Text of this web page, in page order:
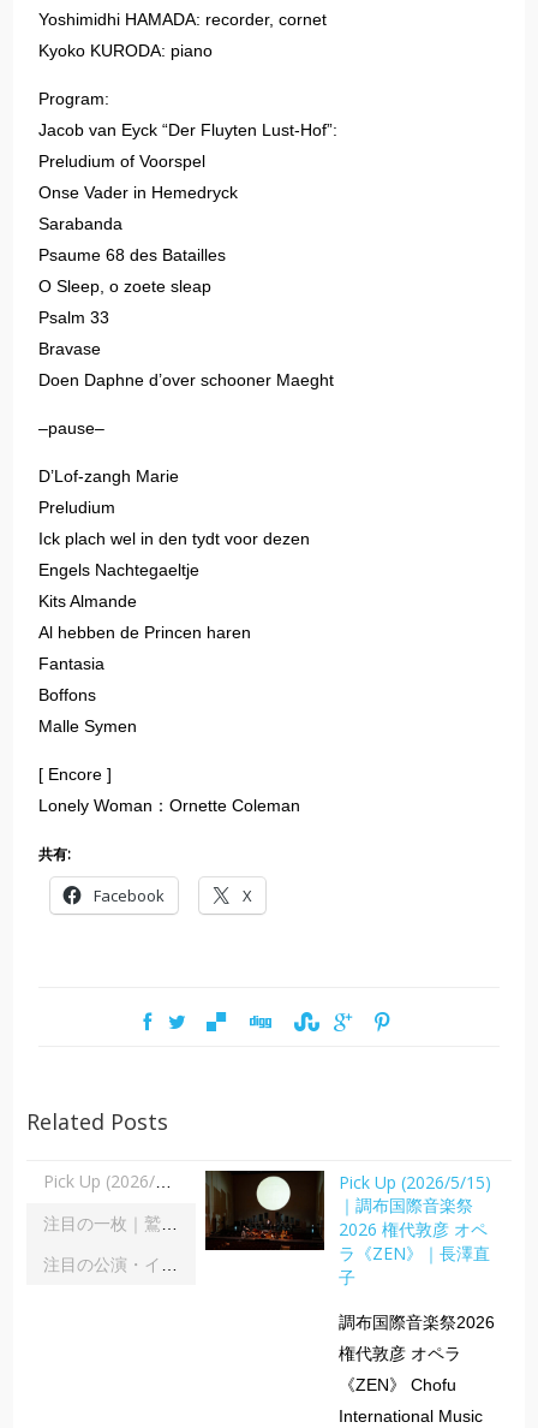
Yoshimidhi HAMADA: recorder, cornet
Kyoko KURODA: piano
Program:
Jacob van Eyck “Der Fluyten Lust-Hof”:
Preludium of Voorspel
Onse Vader in Hemedryck
Sarabanda
Psaume 68 des Batailles
O Sleep, o zoete sleap
Psalm 33
Bravase
Doen Daphne d’over schooner Maeght
–pause–
D’Lof-zangh Marie
Preludium
Ick plach wel in den tydt voor dezen
Engels Nachtegaeltje
Kits Almande
Al hebben de Princen haren
Fantasia
Boffons
Malle Symen
[ Encore ]
Lonely Woman：Ornette Coleman
共有:
Facebook X
Related Posts
Pick Up (2026/5/15)｜調布国際音楽祭2026 権代敦彦 オペラ《ZEN》｜長澤直子
注目の一枚｜鷲宮美幸「舞踊の彼方へ」｜齋藤俊夫
Pick Up (2026/5/15)
｜調布国際音楽祭
2026 権代敦彦 オペ
ラ《ZEN》｜長澤直
子
調布国際音楽祭2026
権代敦彦 オペラ
《ZEN》 Chofu
International Music